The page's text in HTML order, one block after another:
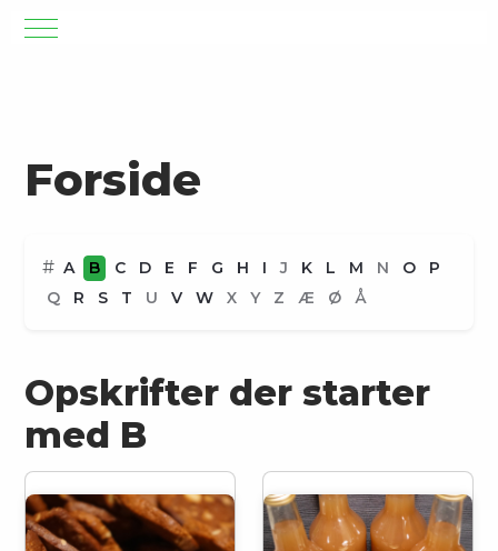
Mobile Menu Toggle
Forside
# A B C D E F G H I J K L M N O
P
Q
R S T U V W X Y Z Æ Ø Å
Opskrifter der starter
med B